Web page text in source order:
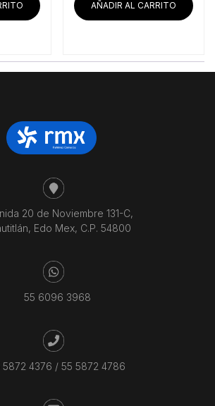
$29,516.38.
era:
$25,210.34.
AÑADIR AL CARRITO
20 de Noviembre 131-C,
Edo Mex, C.P. 54800
55 6096 3968
5872 4376 / 55 5872 4786